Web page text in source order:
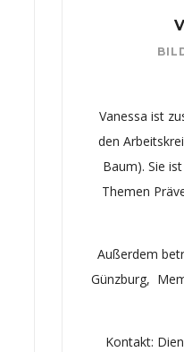
Vanessa ist
den
Baum). Sie
Themen
Außerdem
Günzburg,
Kontakt: